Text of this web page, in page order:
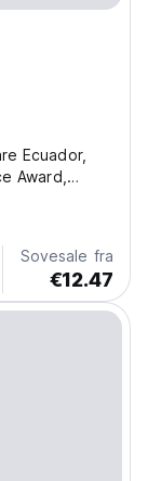
Ecuador,
Award,
Sovesale fra
€12.47